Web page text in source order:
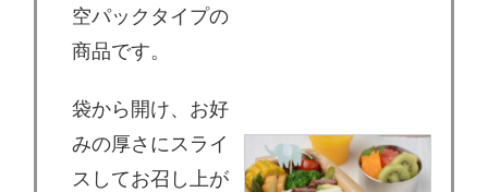
空パックタイプの
商品です。
袋から開け、お好
みの厚さにスライ
スしてお召し上が